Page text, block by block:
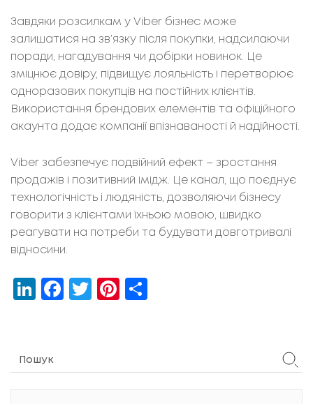
Завдяки розсилкам у Viber бізнес може
залишатися на зв’язку після покупки, надсилаючи
поради, нагадування чи добірки новинок. Це
зміцнює довіру, підвищує лояльність і перетворює
одноразових покупців на постійних клієнтів.
Використання брендових елементів та офіційного
акаунта додає компанії впізнаваності й надійності.
Viber забезпечує подвійний ефект – зростання
продажів і позитивний імідж. Це канал, що поєднує
технологічність і людяність, дозволяючи бізнесу
говорити з клієнтами їхньою мовою, швидко
реагувати на потреби та будувати довготривалі
відносини.
LinkedIn
Facebook
TwitterPinterest